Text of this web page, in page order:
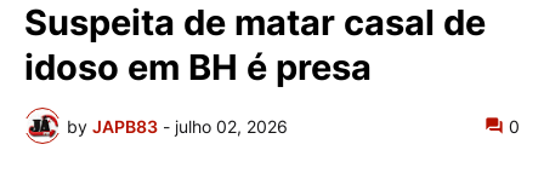
Suspeita de matar casal de
idoso em BH é presa
by JAPB83 - julho 02, 2026 0